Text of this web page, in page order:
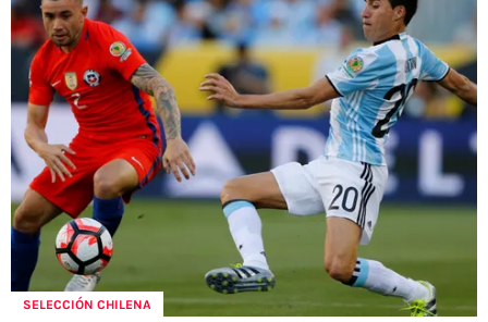
CHAMPIONS LEAGUE
EUROPA LEAGUE
SERIE A
LA LIGA
DAMIAN PIZARRO
FEMENINO
QUIENES SOMOS
STAFF
TÉRMINOS Y CONDICIONES
AGENDA
POLÍTICAS DE PRIVACIDAD
POLÍTICA EDITORIAL
SELECCIÓN CHILENA
COLO COLO
UNIVERSIDAD DE CHILE
UNIVERSIDAD CATÓLICA
CAMPEONATO NACIONAL
RESULTADOS
SELECCIÓN CHILENA